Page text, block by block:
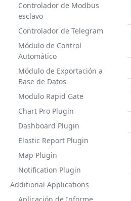
Controlador de Modbus
esclavo
Controlador de Telegram
Módulo de Control
Automático
Módulo de Exportación a
Base de Datos
Modulo Rapid Gate
Chart Pro Plugin
Dashboard Plugin
Elastic Report Plugin
Map Plugin
Notification Plugin
Additional Applications